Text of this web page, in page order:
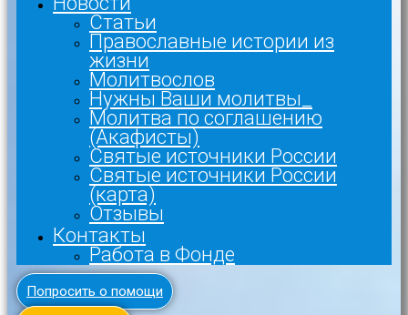
Статьи
Православные истории из
жизни
Молитвослов
Нужны Ваши молитвы_
Молитва по соглашению
(Акафисты)
Святые источники России
Святые источники России
(карта)
Отзывы
Контакты
Работа в Фонде
Попросить о помощи